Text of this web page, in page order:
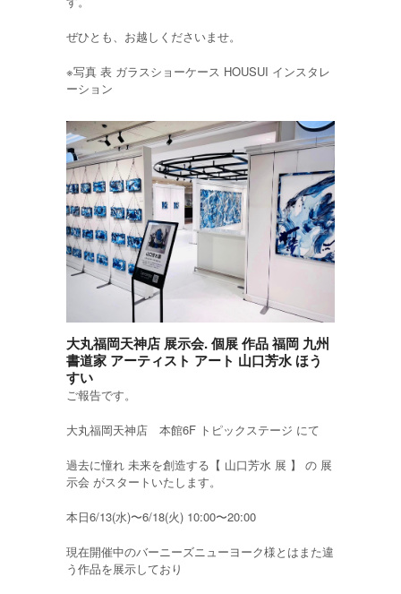
ぜひとも、お越しくださいませ。
※写真 表 ガラスショーケース HOUSUI インスタレ
ーション
大丸福岡天神店 展示会. 個展 作品 福岡 九州
書道家 アーティスト アート 山口芳水 ほう
すい
ご報告です。
大丸福岡天神店 本館6F トピックステージ にて
過去に憧れ 未来を創造する【 山口芳水 展 】 の 展
示会 がスタートいたします。
本日6/13(水)〜6/18(火) 10:00〜20:00
現在開催中のバーニーズニューヨーク様とはまた違
う作品を展示しており